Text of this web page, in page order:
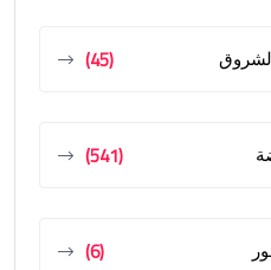
(45)
(541)
(6)